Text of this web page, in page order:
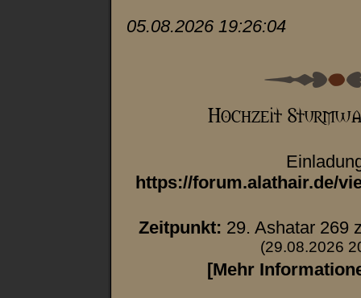
05.08.2026 19:26:04
https://forum.alathair.de/
Zeitpunkt: 29. Ashatar 269
(29.08.2026
[Mehr